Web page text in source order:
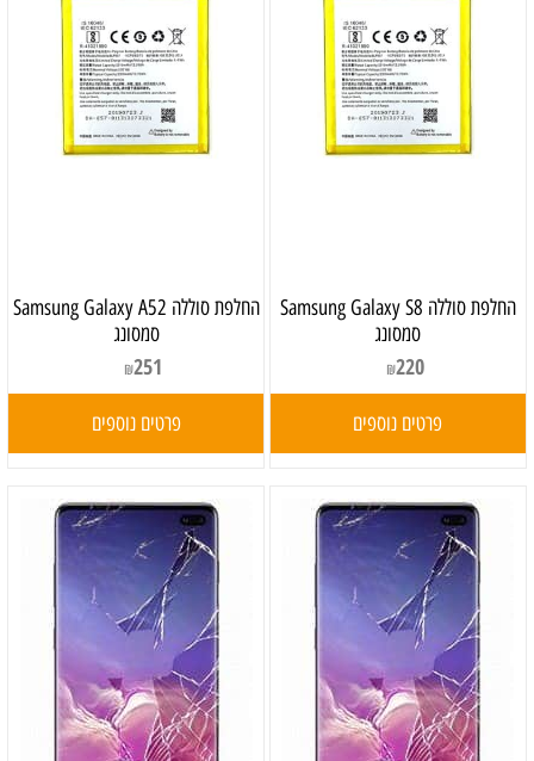
‏החלפת סוללה Samsung Galaxy S8
סמסונג
₪220
פרטים נוספים
‏החלפת סוללה Samsung Galaxy A52
סמסונג
₪251
פרטים נוספים